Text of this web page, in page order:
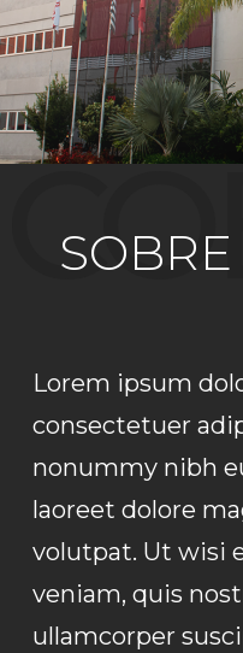
SOBRE
Lorem ipsum
consectetuer
nonummy nibh
laoreet dolore
volutpat. Ut wisi
veniam, quis
ullamcorper